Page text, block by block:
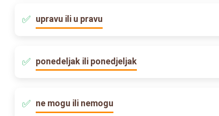
upravu ili u pravu
ponedeljak ili ponedjeljak
ne mogu ili nemogu